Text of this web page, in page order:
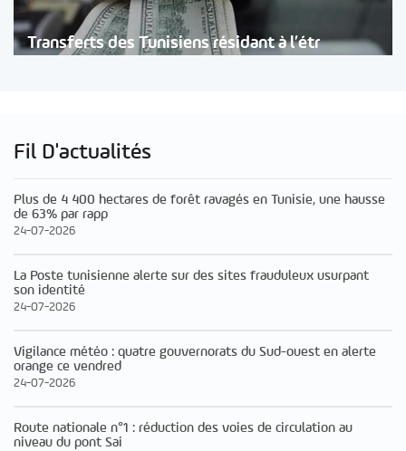
Transferts des Tunisiens résidant à l’étr
Fil D'actualités
Plus de 4 400 hectares de forêt ravagés en Tunisie, une hausse
de 63% par rapp
24-07-2026
La Poste tunisienne alerte sur des sites frauduleux usurpant
son identité
24-07-2026
Vigilance météo : quatre gouvernorats du Sud-ouest en alerte
orange ce vendred
24-07-2026
Route nationale n°1 : réduction des voies de circulation au
niveau du pont Sai